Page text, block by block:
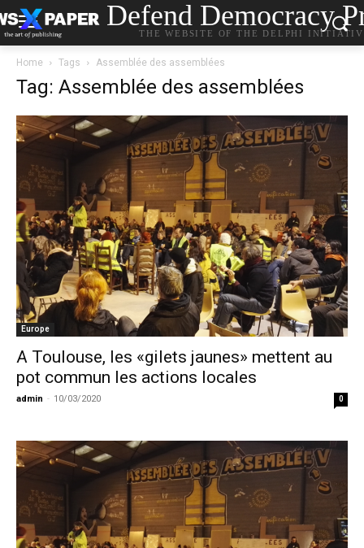
Defend Democracy
THE WEBSITE OF THE DELPHI
Home Tags Assemblée des assemblées
Tag: Assemblée des assemblées
Europe
A Toulouse, les «gilets jaunes» mettent au
pot commun les actions locales
admin - 10/03/2020 0